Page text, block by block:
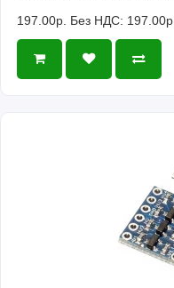
197.00р. Без НДС: 197.00р.